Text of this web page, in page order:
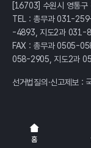
홈
[16703] 수원시 영통
TEL : 총무과 031-
-4893, 지도2과 031-
FAX : 총무과 0505-
058-2905, 지도2과
선거법질의·신고제보 :